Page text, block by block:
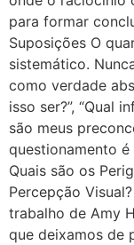
para formar
Suposições O
sistemático.
como verdade
isso ser?”, “Qual
são meus
questionamento
Quais são os
Percepção
trabalho de Amy
que deixamos de